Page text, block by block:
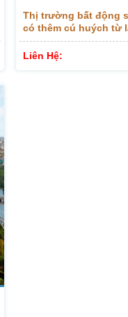
Thị trường bất động
có thêm cú huých từ
chuyển sản xuất?
Liên Hệ: